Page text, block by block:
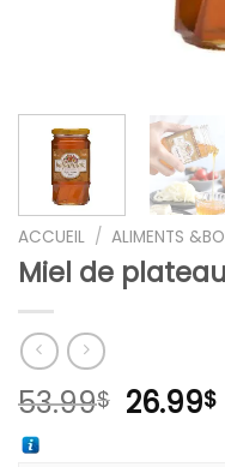
ACCUEIL / ALIMENTS
Miel de
53.99$ Le
26.99$